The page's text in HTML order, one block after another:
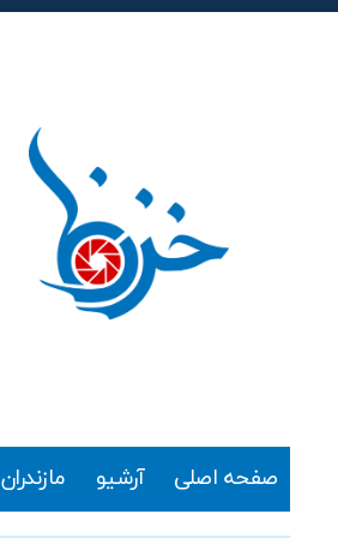
صفحه اصلی آرشیو مازندران